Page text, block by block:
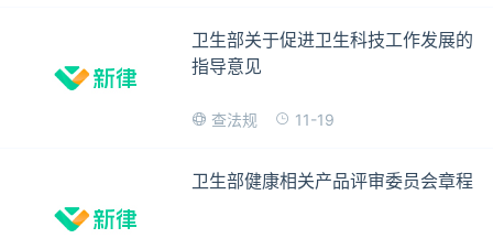
卫生部关于促进卫生科技工作发展的
指导意见
查法规 11-19
卫生部健康相关产品评审委员会章程